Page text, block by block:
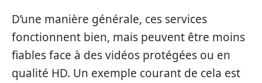
D’une manière générale, ces services
fonctionnent bien, mais peuvent être moins
fiables face à des vidéos protégées ou en
qualité HD. Un exemple courant de cela est